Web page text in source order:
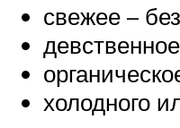
свежее –
холодного